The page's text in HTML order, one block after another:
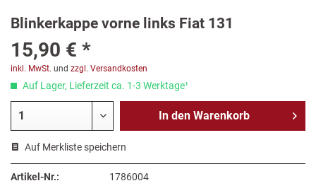
Blinkerkappe vorne links Fiat 131
15,90 € *
inkl. MwSt. und zzgl. Versandkosten
Auf Lager, Lieferzeit ca. 1-3 Werktage¹
In den Warenkorb
Auf Merkliste speichern
Artikel-Nr.: 1786004